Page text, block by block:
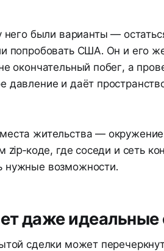
него были варианты —
попробовать США. Он и его
окончательный побег, а
давление и даёт
жительства —
где соседи и сеть
нужные возможности.
даже идеальные
сделки может